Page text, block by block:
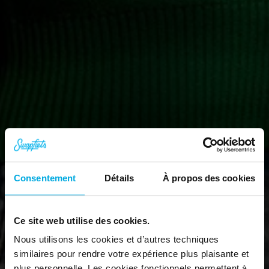
Consentement Détails À propos des cookies
Ce site web utilise des cookies.
Nous utilisons les cookies et d’autres techniques
similaires pour rendre votre expérience plus plaisante et
Pédalez l'esprit libre.
Rejoignez l'abonnement vélo tout
compris.
Nos vélos